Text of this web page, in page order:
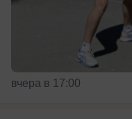
вчера в 17:00